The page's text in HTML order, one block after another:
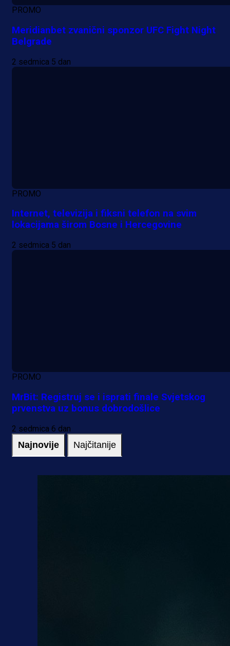
PROMO
Meridianbet zvanični sponzor UFC Fight Night
Belgrade
2 sedmica 5 dan
PROMO
Internet, televizija i fiksni telefon na svim
lokacijama širom Bosne i Hercegovine
2 sedmica 5 dan
PROMO
MrBit: Registruj se i isprati finale Svjetskog
prvenstva uz bonus dobrodošlice
2 sedmica 6 dan
Najnovije Najčitanije